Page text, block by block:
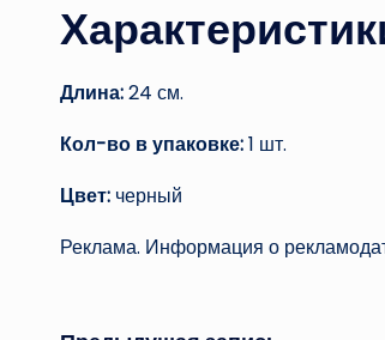
Длина:24 см.
Кол-во в упаковке:1 шт.
Цвет: черный
Реклама. Информация о